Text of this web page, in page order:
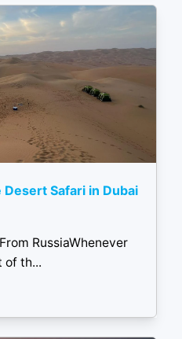
Safari in Dubai
RussiaWhenever
of th...